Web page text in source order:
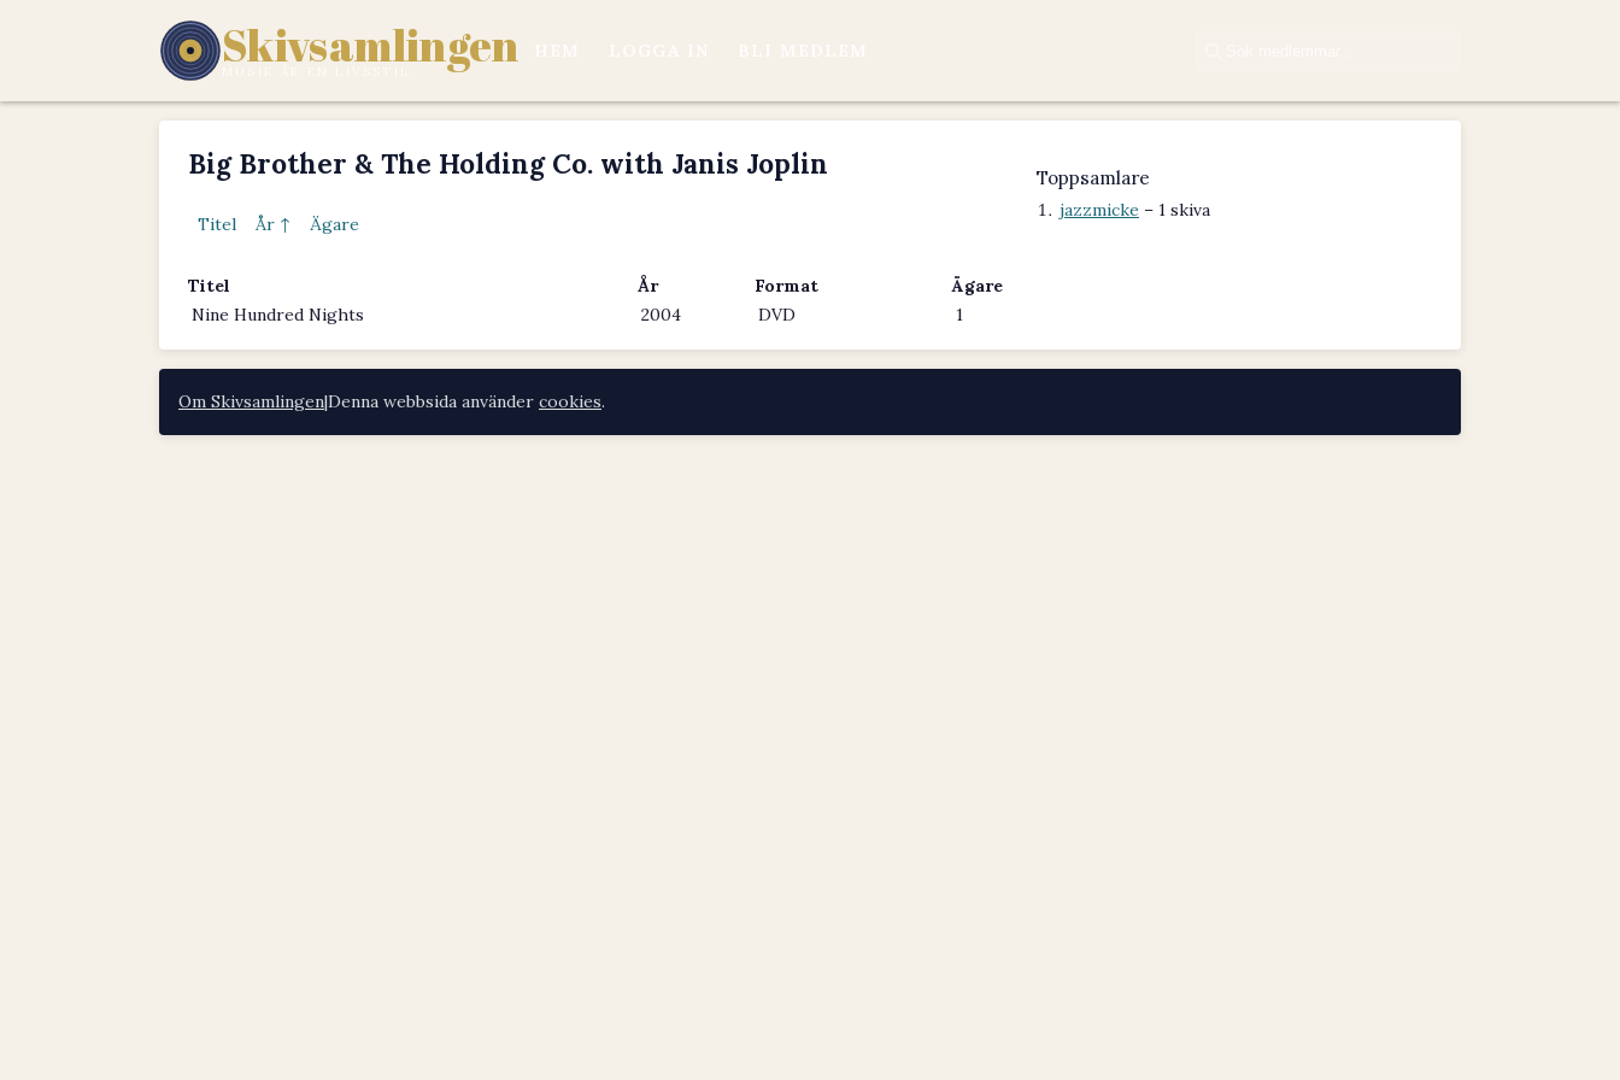
Skivsamlingen
Big Brother & The Holding Co. with Janis Joplin
Titel År ↑ Ägare
Titel År Format
Ägare
Nine Hundred Nights
2004 DVD 1
Toppsamlare
jazzmicke – 1 skiva
Om Skivsamlingen|Denna webbsida använder cookies.